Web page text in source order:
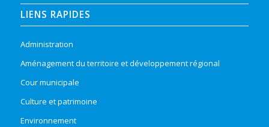
LIENS RAPIDES
Administration
Aménagement du territoire et développement régional
Cour municipale
Culture et patrimoine
Environnement